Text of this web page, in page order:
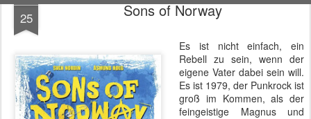
25 Sons of Norway
Es ist nicht einfach, ein
Rebell zu sein, wenn der
eigene Vater dabei sein will.
Es ist 1979, der Punkrock ist
groß im Kommen, als der
feingeistige Magnus und